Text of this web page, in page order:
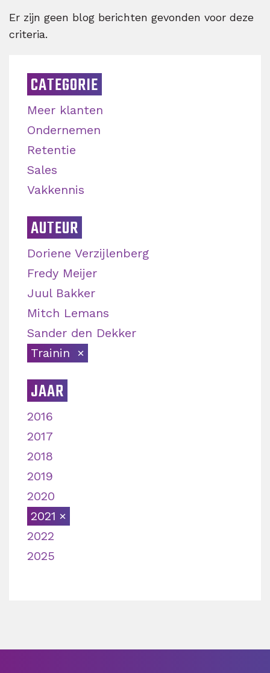
Er zijn geen blog berichten gevonden voor deze
criteria.
CATEGORIE
Meer klanten
Ondernemen
Retentie
Sales
Vakkennis
AUTEUR
Doriene Verzijlenberg
Fredy Meijer
Juul Bakker
Mitch Lemans
Sander den Dekker
Trainin
JAAR
2016
2017
2018
2019
2020
2021
2022
2025